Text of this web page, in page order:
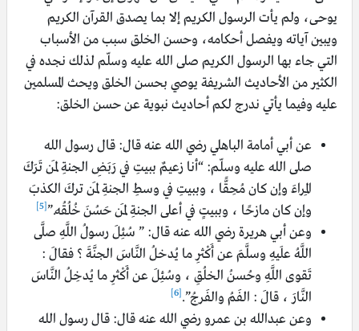
يوحى، ولم يأت الرسول الكريم إلا بما يصدق القرآن الكريم
ويبين آياته ويفصل أحكامه، وحسن الخلق سبب من الأسباب
التي جاء بها الرسول الكريم صلى الله عليه وسلّم لذلك نجده في
الكثير من الأحاديث الشريفة يوصي بحسن الخلق ويحث المسلمين
عليه وفيما يأتي ندرج لكم أحاديث نبوية عن حسن الخلق:
عن أبي أمامة الباهلي رضي الله عنه قال: قال رسول الله
صلى الله عليه وسلّم: “أنا زعيمٌ ببيتِ في رَبَضِ الجنةِ لمَن تَرَكَ
المِراءَ وإن كان مُحِقًّا ، وببيتِ في وسطِ الجنةِ لمَن تركَ الكذبَ
وإن كان مازحًا ، وببيتٍ في أعلى الجنةِ لمَن حَسُنَ خُلُقُه.”[5]
وعن أبي هريرة رضي الله عنه قال: ” سُئِلَ رسولُ اللَّهِ صلَّى
اللَّهُ علَيهِ وسلَّمَ عن أَكْثرِ ما يُدخلُ النَّاسَ الجنَّةَ ؟ فقالَ :
تَقوى اللَّهِ وحُسنُ الخلُقِ ، وسُئِلَ عن أَكْثرِ ما يُدخِلُ النَّاسَ
النَّارَ ، قالَ : الفَمُ والفَرجُ”.[6]
وعن عبدالله بن عمرو رضي الله عنه قال: قال رسول الله